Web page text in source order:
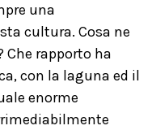
una
cultura. Cosa ne
rapporto ha
con la laguna ed il
enorme